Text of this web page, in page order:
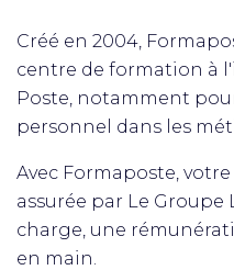
Créé en 2004,
centre de formation à
Poste, notamment
personnel dans les
Avec Formaposte,
assurée par Le Groupe
charge, une
en main.